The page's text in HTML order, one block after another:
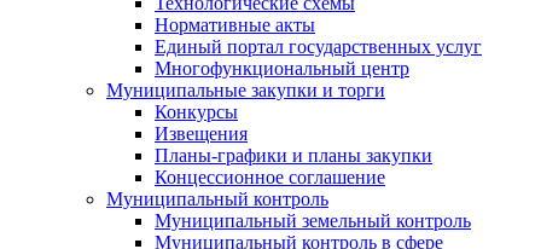
Нормативные акты
Единый портал государственных услуг
Многофункциональный центр
Муниципальные закупки и торги
Конкурсы
Извещения
Планы-графики и планы закупки
Концессионное соглашение
Муниципальный контроль
Муниципальный земельный контроль
Муниципальный контроль в сфере